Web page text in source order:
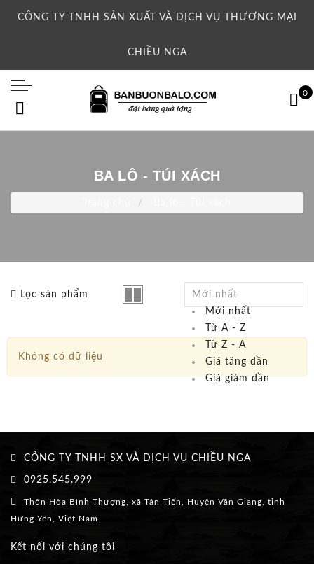
CÔNG TY TNHH SẢN XUẤT VÀ DỊCH VỤ THƯƠNG MẠI
CHIỀU NGA
0
BA LÔ - TÚI XÁCH
Lọc sản phẩm
Mới nhất
Mới nhất
Từ A - Z
Từ Z - A
Giá tăng dần
Giá giảm dần
Không có dữ liệu
CÔNG TY TNHH SX VÀ DỊCH VỤ CHIỀU NGA
0925.545.999
Thôn Hòa Bình Thượng, xã Tân Tiến, Huyện Văn Giang, tỉnh
Hưng Yên, Việt Nam
Kết nối với chúng tôi